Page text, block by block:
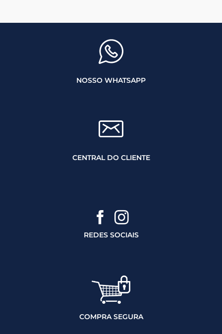
NOSSO WHATSAPP
CENTRAL DO CLIENTE
REDES SOCIAIS
COMPRA SEGURA